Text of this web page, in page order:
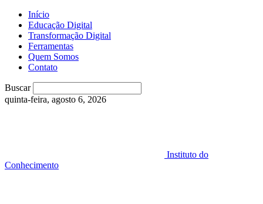
Início
Educação Digital
Transformação Digital
Ferramentas
Quem Somos
Contato
Buscar
quinta-feira, agosto 6, 2026
Instituto do
Conhecimento